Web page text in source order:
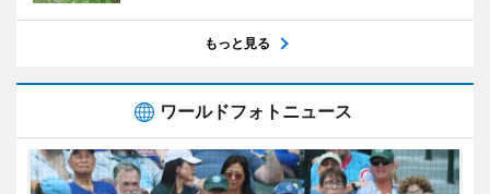
もっと見る
ワールドフォトニュース